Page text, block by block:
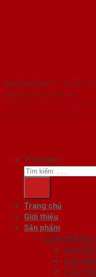
SaigonDoor™ - Hệ
hàng đầu Việt Nam
Copyright ⓒ 2016 – 2026
Đơn vị chủ quản SaigonDoor
Tìm kiếm:
Trang chủ
Giới thiệu
Sản phẩm
CỬA CHỐNG
Cửa Gỗ
Cửa
Cửa